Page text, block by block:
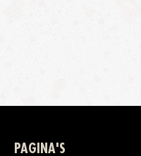
PAGINA'S